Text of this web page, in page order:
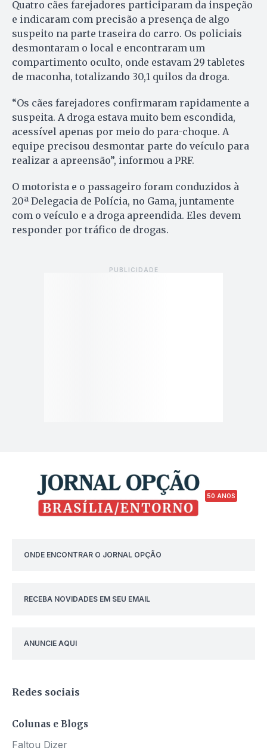
Quatro cães farejadores participaram da inspeção
e indicaram com precisão a presença de algo
suspeito na parte traseira do carro. Os policiais
desmontaram o local e encontraram um
compartimento oculto, onde estavam 29 tabletes
de maconha, totalizando 30,1 quilos da droga.
“Os cães farejadores confirmaram rapidamente a
suspeita. A droga estava muito bem escondida,
acessível apenas por meio do para-choque. A
equipe precisou desmontar parte do veículo para
realizar a apreensão”, informou a PRF.
O motorista e o passageiro foram conduzidos à
20ª Delegacia de Polícia, no Gama, juntamente
com o veículo e a droga apreendida. Eles devem
responder por tráfico de drogas.
50 ANOS
ONDE ENCONTRAR O JORNAL OPÇÃO
RECEBA NOVIDADES EM SEU EMAIL
ANUNCIE AQUI
Redes sociais
Colunas e Blogs
Faltou Dizer